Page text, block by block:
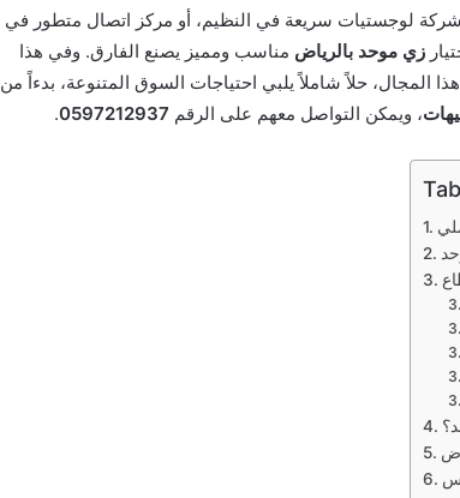
شركة لوجستيات سريعة في النظيم، أو مركز اتصال متطور في
زي موحد بالرياض مناسب ومميز يصنع الفارق. وفي هذا
المجال، حلاً شاملاً يلبي احتياجات السوق المتنوعة، بدءاً من
، ويمكن التواصل معهم على الرقم 0597212937
.